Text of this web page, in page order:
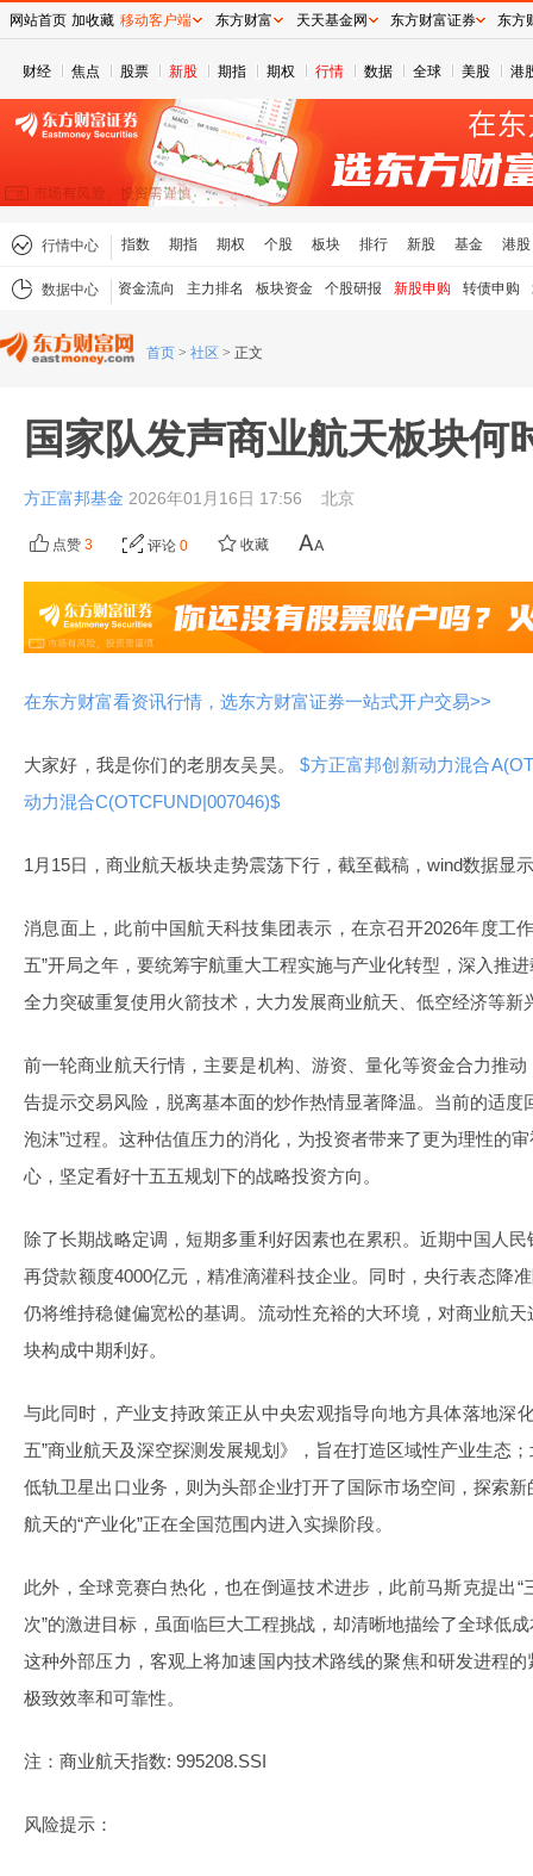
财经 焦点 股票 新股 期指 期权 行情 数据 全球 美股 港
行情中心 指数 期指 期权 个股 板块 排行 新股 基金 港股
数据中心 资金流向 主力排名 板块资金 个股研报 新股申购 转债申购
首页 > 社区 > 正文
国家队发声商业航天板块何
方正富邦基金 2026年01月16日 17:56 北京
点赞 3 评论 0 收藏
在东方财富看资讯行情，选东方财富证券一站式开户交易>>
大家好，我是你们的老朋友吴昊。
$方正富邦创新动力混合
动力混合C(OTCFUND|007046)$
1月15日，商业航天板块走势震荡下行，截至截稿，wind数据显
消息面上，此前中国航天科技集团表示，在京召开2026年度工
五”开局之年，要统筹宇航重大工程实施与产业化转型，深入推
全力突破重复使用火箭技术，大力发展商业航天、低空经济等新
前一轮商业航天行情，主要是机构、游资、量化等资金合力推
告提示交易风险，脱离基本面的炒作热情显著降温。当前的适度
泡沫”过程。这种估值压力的消化，为投资者带来了更为理性的
心，坚定看好十五五规划下的战略投资方向。
除了长期战略定调，短期多重利好因素也在累积。近期中国人
再贷款额度4000亿元，精准滴灌科技企业。同时，央行表态降
仍将维持稳健偏宽松的基调。流动性充裕的大环境，对商业航
块构成中期利好。
与此同时，产业支持政策正从中央宏观指导向地方具体落地深
五”商业航天及深空探测发展规划》，旨在打造区域性产业生态
低轨卫星出口业务，则为头部企业打开了国际市场空间，探索
航天的“产业化”正在全国范围内进入实操阶段。
此外，全球竞赛白热化，也在倒逼技术进步，此前马斯克提出
次”的激进目标，虽面临巨大工程挑战，却清晰地描绘了全球低
这种外部压力，客观上将加速国内技术路线的聚焦和研发进程
极致效率和可靠性。
注：商业航天指数: 995208.SSI
风险提示：
网站首页 加收藏 移动客户端 东方财富 天天基金网 东方财富证券 东方